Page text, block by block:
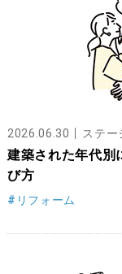
2026.06.30 ステー
建築された年代別
び方
#リフォーム